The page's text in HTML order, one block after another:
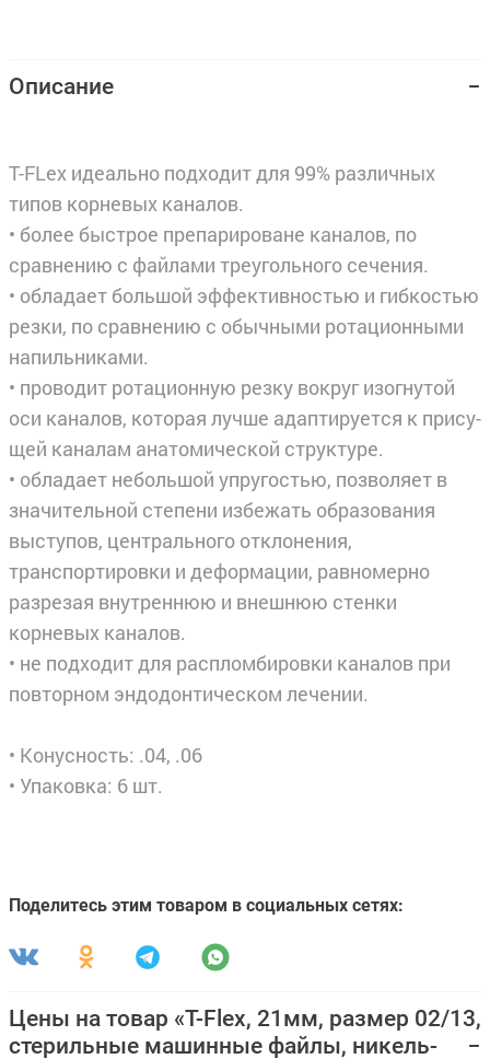
Описание
T-FLex идеально подходит для 99% различных
типов корневых каналов.
• более быстрое препарироване каналов, по
сравнению с файлами треугольного сечения.
• обладает большой эффективностью и гибкостью
резки, по сравнению с обычными ротационными
напильниками.
• проводит ротационную резку вокруг изогнутой
оси каналов, которая лучше адаптируется к прису­
щей каналам анатомической структуре.
• обладает небольшой упругостью, позволяет в
значительной степени избежать образования
высту­пов, центрального отклонения,
транспортировки и деформации, равномерно
разрезая внутреннюю и внешнюю стенки
корневых каналов.
• не подходит для распломбировки каналов при
повторном эндодонтическом лечении.
• Конусность: .04, .06
• Упаковка: 6 шт.
Поделитесь этим товаром в социальных сетях:
Цены на товар «T-Flex, 21мм, размер 02/13,
стерильные машинные файлы, никель-